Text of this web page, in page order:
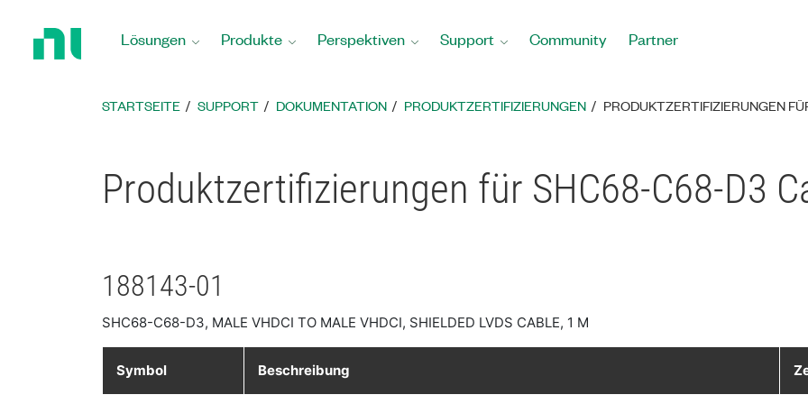
Startseite
Lösungen Produkte Perspektiven Support Community Partner
STARTSEITE SUPPORT DOKUMENTATION PRODUKTZERTIFIZIERUNGEN PRODUKTZERTIFIZIERUNGEN
Produktzertifizierungen für SHC68-C68-D3
188143-01
SHC68-C68-D3, MALE VHDCI TO MALE VHDCI, SHIELDED LVDS CABLE, 1 M
Symbol Beschreibung